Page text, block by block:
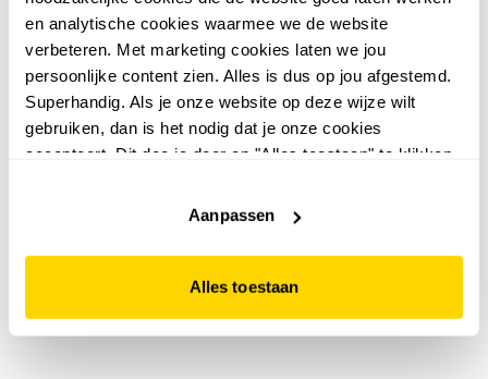
en analytische cookies waarmee we de website
verbeteren. Met marketing cookies laten we jou
persoonlijke content zien. Alles is dus op jou afgestemd.
Superhandig. Als je onze website op deze wijze wilt
gebruiken, dan is het nodig dat je onze cookies
accepteert. Dit doe je door op "Alles toestaan" te klikken.
website niet optimaal functioneert.
Aanpassen
Alles toestaan